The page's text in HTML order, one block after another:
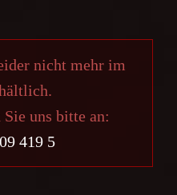
nicht mehr im
uns bitte an:
419 5